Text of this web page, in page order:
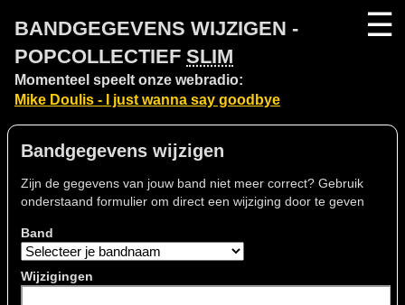
BANDGEGEVENS WIJZIGEN -
POPCOLLECTIEF SLIM
Momenteel speelt onze webradio:
Mike Doulis - I just wanna say goodbye
☰
Bandgegevens wijzigen
Zijn de gegevens van jouw band niet meer correct? Gebruik
onderstaand formulier om direct een wijziging door te geven
Band
Wijzigingen